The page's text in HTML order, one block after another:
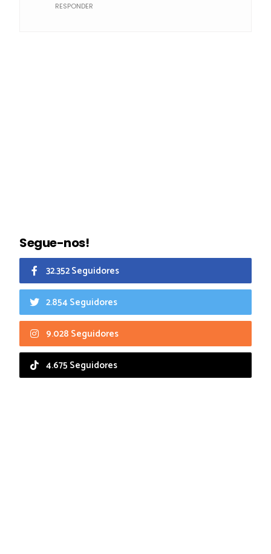
RESPONDER
Segue-nos!
32.352 Seguidores
2.854 Seguidores
9.028 Seguidores
4.675 Seguidores